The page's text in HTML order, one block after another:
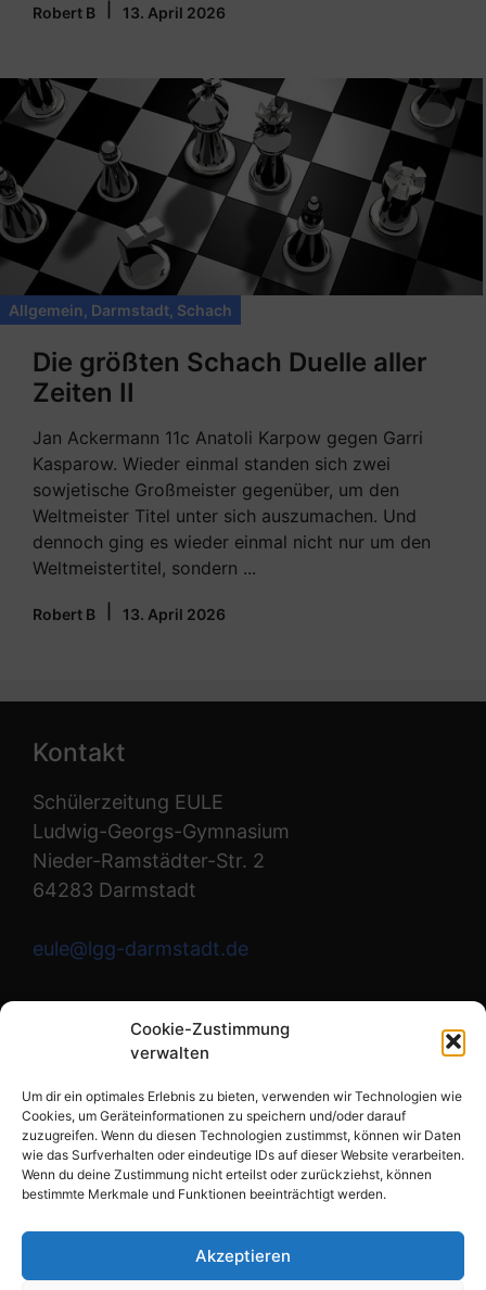
Cookie-Zustimmung
verwalten
Um dir ein optimales Erlebnis zu bieten, verwenden wir Technologien wie
Cookies, um Geräteinformationen zu speichern und/oder darauf
zuzugreifen. Wenn du diesen Technologien zustimmst, können wir Daten
wie das Surfverhalten oder eindeutige IDs auf dieser Website verarbeiten.
Wenn du deine Zustimmung nicht erteilst oder zurückziehst, können
bestimmte Merkmale und Funktionen beeinträchtigt werden.
Akzeptieren
Robert B 13. April 2026
Allgemein Darmstadt Schach
Die größten Schach Duelle aller
Zeiten II
Jan Ackermann 11c Anatoli Karpow gegen Garri
Kasparow. Wieder einmal standen sich zwei
sowjetische Großmeister gegenüber, um den
Weltmeister Titel unter sich auszumachen. Und
dennoch ging es wieder einmal nicht nur um den
Weltmeistertitel, sondern ...
Robert B 13. April 2026
Kontakt
Schülerzeitung EULE
Ludwig-Georgs-Gymnasium
Nieder-Ramstädter-Str. 2
64283 Darmstadt
eule@lgg-darmstadt.de
Wir sind die Redaktion.
Instagram
Links
Datenschutzerklärung